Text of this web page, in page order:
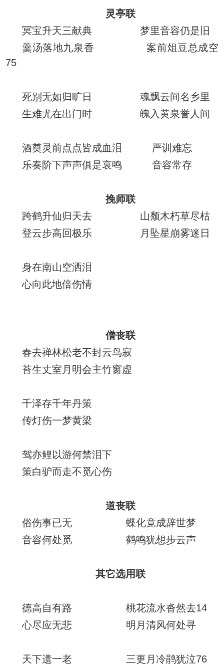
灵亭联
冥宝升天三献典 梦里音容仍是旧
羹汤落地九泉香 案前俎豆总成空
75
死别无如归旷日 魂飘云间名乡里
生难尤在出门时 魄入黄泉誉人间
酒奠灵前点点皆成血泪 严训难忘
乐奏阶下声声俱是哀鸣 音容常存
挽师联
跨鹤升仙归天去 山颓木朽草尽枯
登云步高回极乐 月坠星崩雾迷日
身在南山空洒泪
心向此地倍伤情
僧丧联
春去禅林松老不封云鸟寂
苔生丈室月明会主竹窗虚
千泽存千年丹策
传灯伤一梦黄梁
驾亦鲤以游何禁泪下
策白驴而走不觅心伤
道丧联
俗伤事已无 蝶化竟成辞世梦
音容何处觅 鹤鸣犹想步云声
其它选用联
德高自有路 桃花流水沓然去14
心尽应无悲 明月清风何处寻
天下遗一老 三更月冷鹃犹泣76